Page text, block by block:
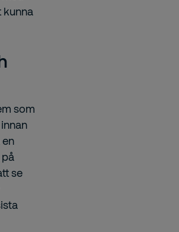
kunna
som
se